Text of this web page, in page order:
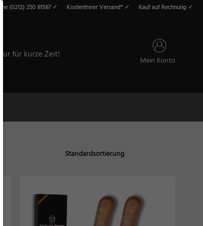
(0212) 250 81587 ✓ Kostenfreier Versand* ✓ Kauf auf Rechnung ✓
für kurze Zeit!
Mein Konto